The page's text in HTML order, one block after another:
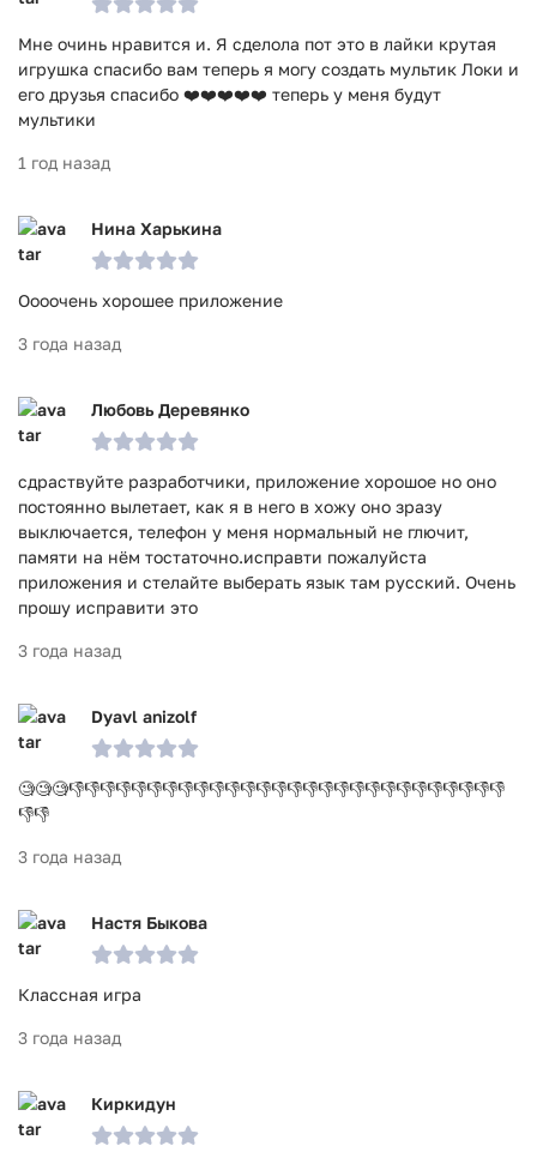
Мне очинь нравится и. Я сделола пот это в лайки крутая
игрушка спасибо вам теперь я могу создать мультик Локи и
его друзья спасибо ❤️❤️❤️❤️❤️ теперь у меня будут
мультики
1 год назад
Нина Харькина
Оооочень хорошее приложение
3 года назад
Любовь Деревянко
сдраствуйте разработчики, приложение хорошое но оно
постоянно вылетает, как я в него в хожу оно зразу
выключается, телефон у меня нормальный не глючит,
памяти на нём тостаточно.исправти пожалуйста
приложения и стелайте выберать язык там русский. Очень
прошу исправити это
3 года назад
Dyavl anizolf
🧐🧐🧐👎👎👎👎👎👎👎👎👎👎👎👎👎👎👎👎👎👎👎👎👎👎👎👎👎👎👎👎
👎👎
3 года назад
Настя Быкова
Классная игра
3 года назад
Киркидун